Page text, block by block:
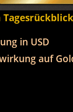
in USD
auf